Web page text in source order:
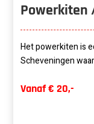
Powerkiten
Het powerkiten is
Scheveningen
Vanaf € 20,-